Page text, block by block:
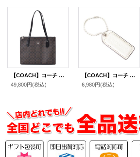
【COACH】コーチ コーティングキャンバス レザー シグネチャー ニーナ キャリーオール トートバッグ ブラウンブラック〔日本未発売〕
49,800円(税込)
【COACH】コーチ レザー ハングタグ ロゴ チャーム キーホルダー チャーク（日本未発売）
6,980円(税込)